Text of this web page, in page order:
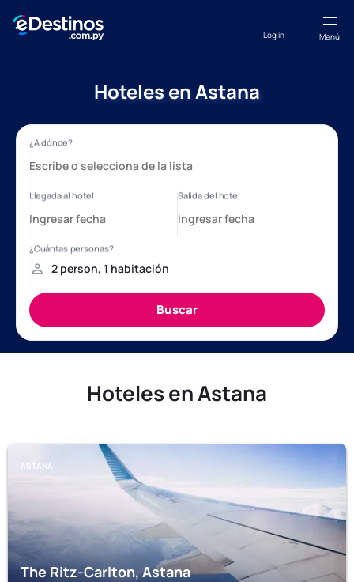
Menú
Log in
Hoteles en Astana
Hoteles en Astana
ASTANA
The Ritz-Carlton, Astana